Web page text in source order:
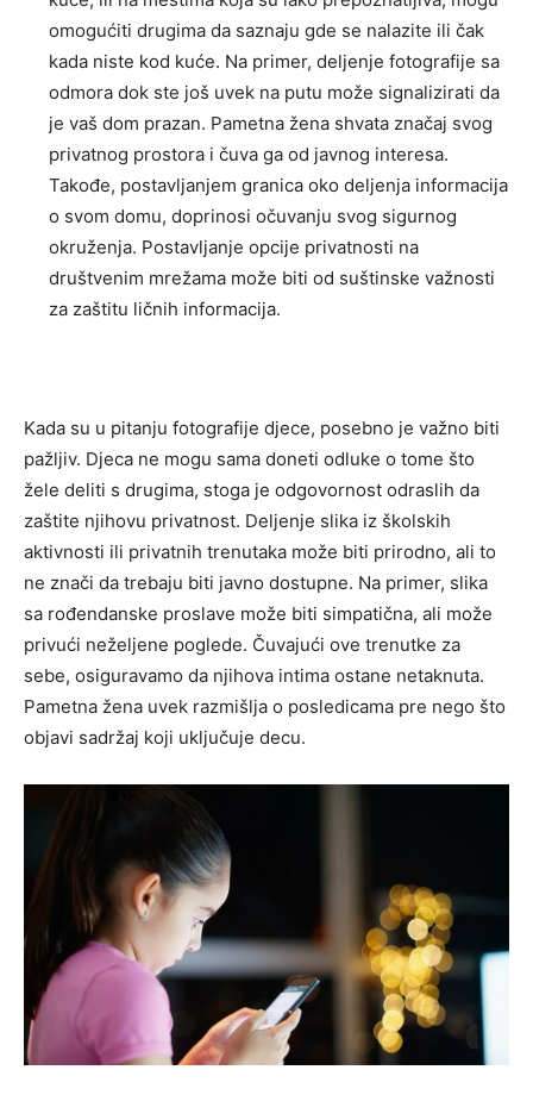
omogućiti drugima da saznaju gde se nalazite ili čak
kada niste kod kuće. Na primer, deljenje fotografije sa
odmora dok ste još uvek na putu može signalizirati da
je vaš dom prazan. Pametna žena shvata značaj svog
privatnog prostora i čuva ga od javnog interesa.
Takođe, postavljanjem granica oko deljenja informacija
o svom domu, doprinosi očuvanju svog sigurnog
okruženja. Postavljanje opcije privatnosti na
društvenim mrežama može biti od suštinske važnosti
za zaštitu ličnih informacija.
Kada su u pitanju fotografije djece, posebno je važno biti
pažljiv. Djeca ne mogu sama doneti odluke o tome što
žele deliti s drugima, stoga je odgovornost odraslih da
zaštite njihovu privatnost. Deljenje slika iz školskih
aktivnosti ili privatnih trenutaka može biti prirodno, ali to
ne znači da trebaju biti javno dostupne. Na primer, slika
sa rođendanske proslave može biti simpatična, ali može
privući neželjene poglede. Čuvajući ove trenutke za
sebe, osiguravamo da njihova intima ostane netaknuta.
Pametna žena uvek razmišlja o posledicama pre nego što
objavi sadržaj koji uključuje decu.